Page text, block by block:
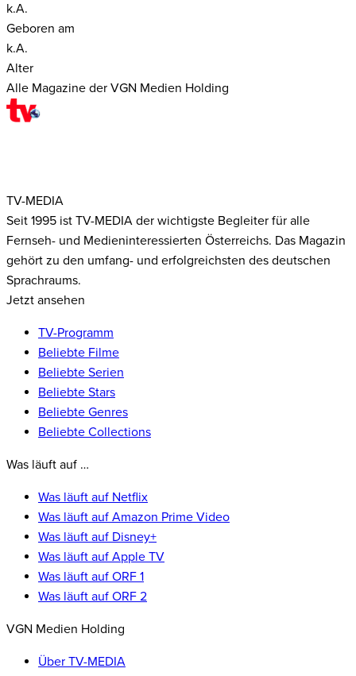
k.A.
Geboren am
k.A.
Alter
Alle Magazine der VGN Medien Holding
TV-MEDIA
Seit 1995 ist TV-MEDIA der wichtigste Begleiter für alle
Fernseh- und Medieninteressierten Österreichs. Das Magazin
gehört zu den umfang- und erfolgreichsten des deutschen
Sprachraums.
Jetzt ansehen
TV-Programm
Beliebte Filme
Beliebte Serien
Beliebte Stars
Beliebte Genres
Beliebte Collections
Was läuft auf …
Was läuft auf Netflix
Was läuft auf Amazon Prime Video
Was läuft auf Disney+
Was läuft auf Apple TV
Was läuft auf ORF 1
Was läuft auf ORF 2
VGN Medien Holding
Über TV-MEDIA